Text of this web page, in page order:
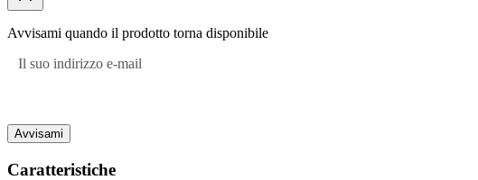
Opzioni
prodotto
Avvisami quando il prodotto torna disponibile
Il suo indirizzo e-mail
Avvisami
Caratteristiche